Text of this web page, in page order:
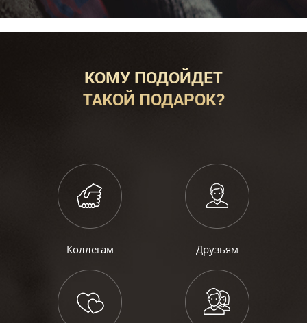
КОМУ ПОДОЙДЕТ
ТАКОЙ ПОДАРОК?
Коллегам Друзьям